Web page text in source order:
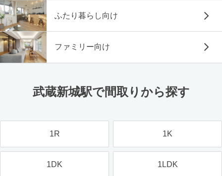
ふたり暮らし向け
ファミリー向け
武蔵新城駅で間取りから探す
1R 1K
1DK 1LDK